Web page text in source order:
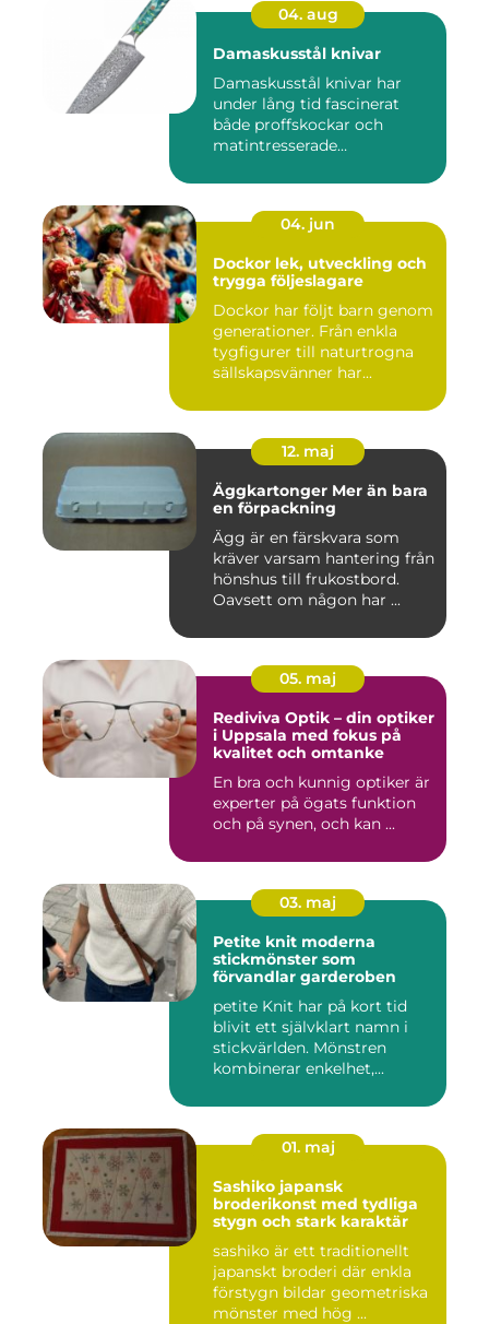
04. aug
Damaskusstål knivar
Damaskusstål knivar har
under lång tid fascinerat
både proffskockar och
matintresserade
04. jun
Dockor lek, utveckling och
trygga följeslagare
Dockor har följt barn genom
generationer. Från enkla
tygfigurer till naturtrogna
sällskapsvänner har...
12. maj
Äggkartonger Mer än bara
en förpackning
Ägg är en färskvara som
kräver varsam hantering från
hönshus till frukostbord.
Oavsett om någon har ...
05. maj
Rediviva Optik – din optiker
i Uppsala med fokus på
kvalitet och omtanke
En bra och kunnig optiker är
experter på ögats funktion
och på synen, och kan ...
03. maj
Petite knit moderna
stickmönster som
förvandlar garderoben
petite Knit har på kort tid
blivit ett självklart namn i
stickvärlden. Mönstren
kombinerar enkelhet,...
01. maj
Sashiko japansk
broderikonst med tydliga
stygn och stark karaktär
sashiko är ett traditionellt
japanskt broderi där enkla
förstygn bildar geometriska
mönster med hög ...